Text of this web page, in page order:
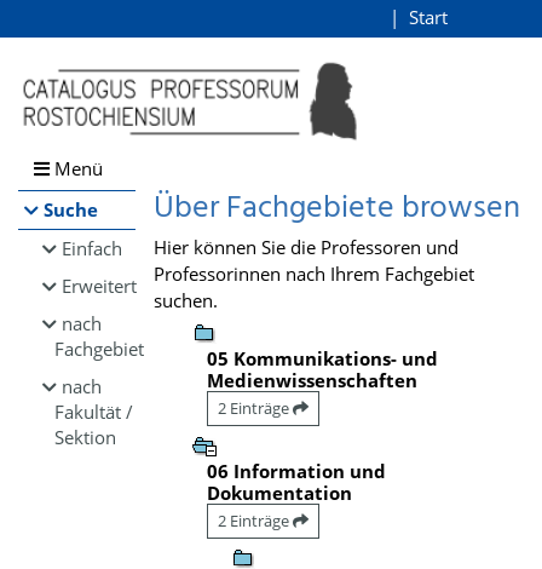
Browsen
direkt zum Inhalt
Start
Menü
Suche
Einfach
Erweitert
nach
Fachgebiet
nach
Fakultät /
Sektion
Über Fachgebiete browsen
Hier können Sie die Professoren und
Professorinnen nach Ihrem Fachgebiet
suchen.
05 Kommunikations- und
Medienwissenschaften
2 Einträge
06 Information und
Dokumentation
2 Einträge